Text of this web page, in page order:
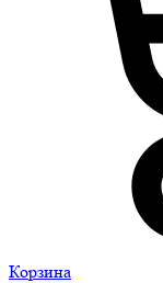
Корзина